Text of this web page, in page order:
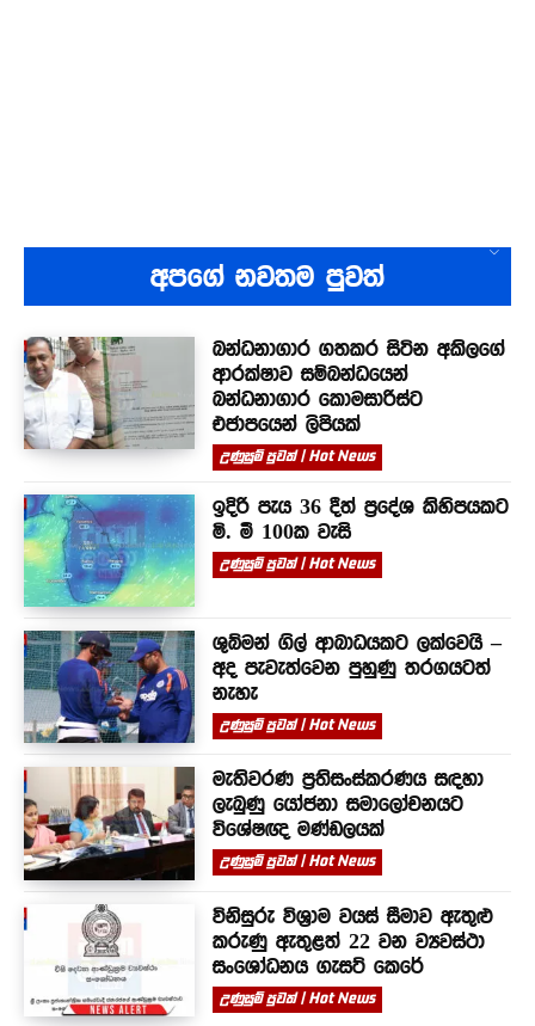
අපගේ නවතම පුවත්
බන්ධනාගාර ගතකර සිටින අකිලගේ
ආරක්ෂාව සම්බන්ධයෙන්
බන්ධනාගාර කොමසාරිස්ට
එජාපයෙන් ලිපියක්
උණුසුම් පුවත් | Hot News
ඉදිරි පැය 36 දීත් ප්‍රදේශ කිහිපයකට
මි. මී 100ක වැසි
උණුසුම් පුවත් | Hot News
ශුබ්මන් ගිල් ආබාධයකට ලක්වෙයි –
අද පැවැත්වෙන පුහුණු තරගයටත්
නැහැ
උණුසුම් පුවත් | Hot News
මැතිවරණ ප්‍රතිසංස්කරණය සඳහා
ලැබුණු යෝජනා සමාලෝචනයට
විශේෂඥ මණ්ඩලයක්
උණුසුම් පුවත් | Hot News
විනිසුරු විශ්‍රාම වයස් සීමාව ඇතුළු
කරුණු ඇතුළත් 22 වන ව්‍යවස්ථා
සංශෝධනය ගැසට් කෙරේ
උණුසුම් පුවත් | Hot News